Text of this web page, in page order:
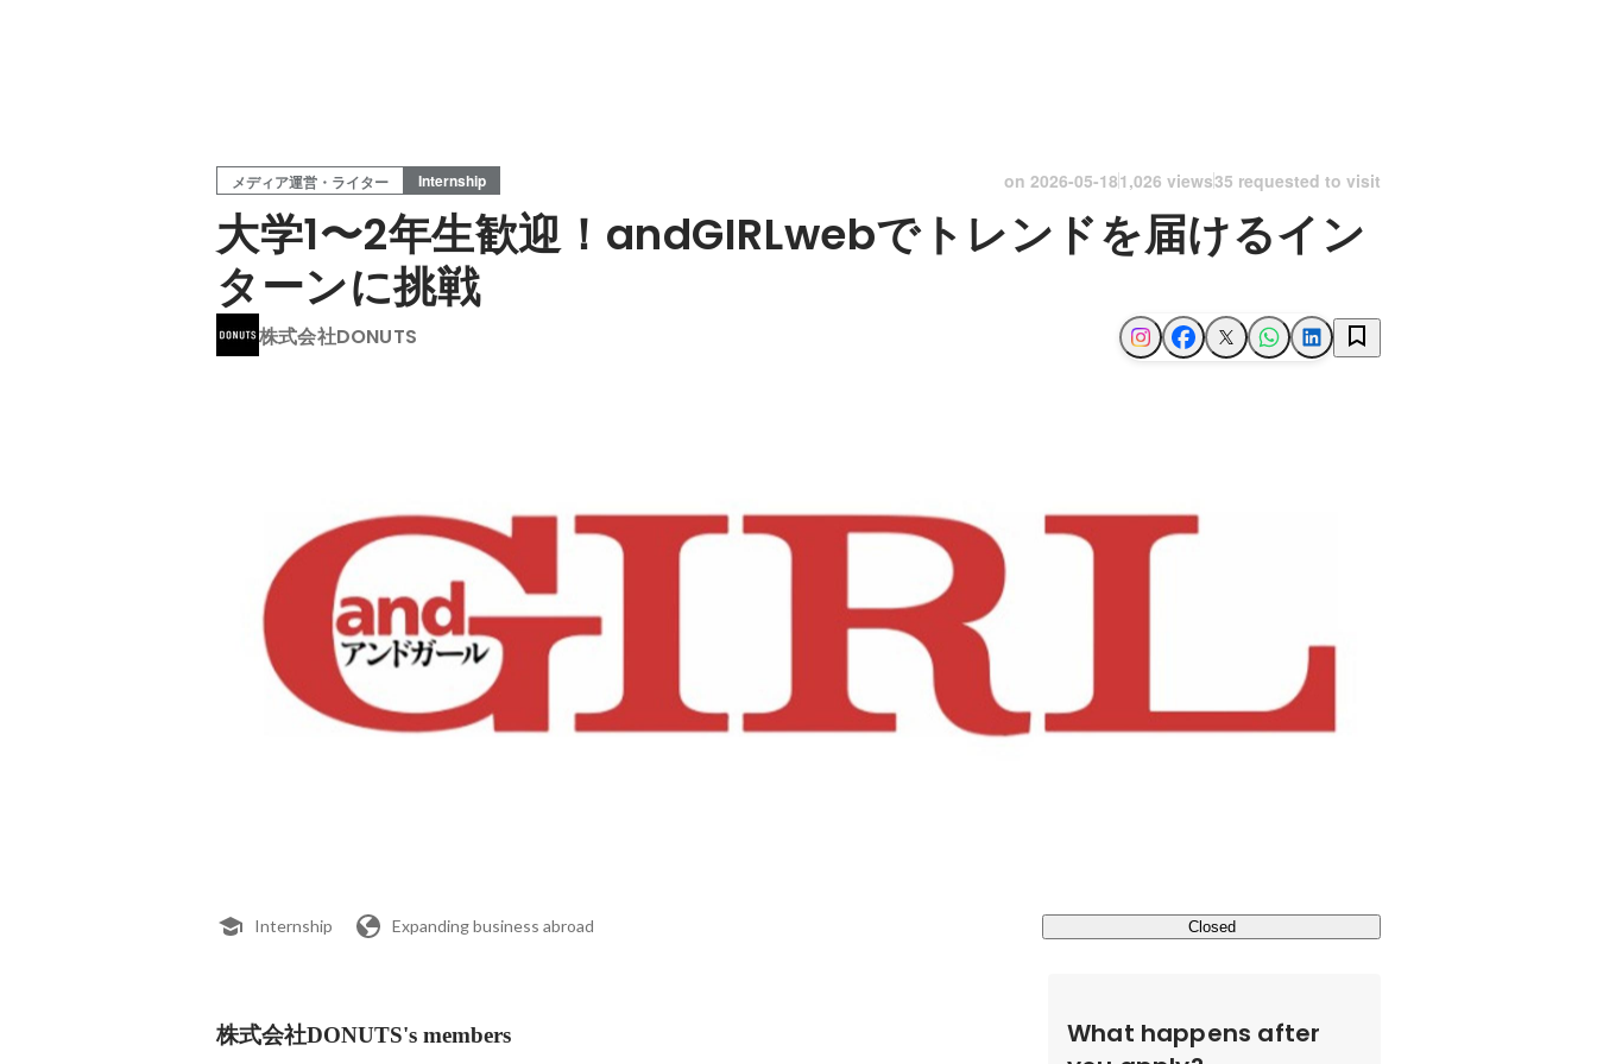
メディア運営・ライター Internship on 2026-05-181,026 views35 requested to visit
大学1〜2年生歓迎！andGIRLwebでトレンドを届けるイン
ターンに挑戦
株式会社DONUTS
Internship Expanding business abroad Closed
株式会社DONUTS's members
What happens after